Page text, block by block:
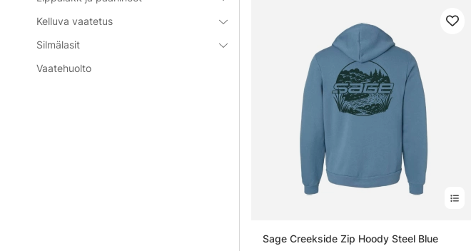
Kelluva vaatetus
Silmälasit
Vaatehuolto
Sage Creekside Zip Hoody Steel Blue